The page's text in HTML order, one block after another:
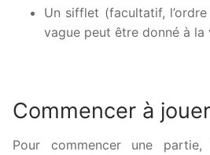
Un sifflet (facultatif,
vague peut être donné à la
Commencer à
Pour commencer une